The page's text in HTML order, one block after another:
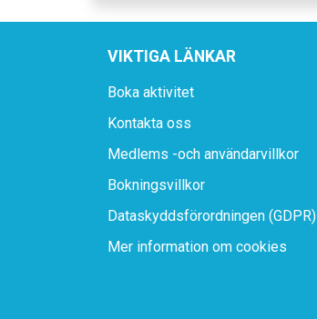
VIKTIGA LÄNKAR
Boka aktivitet
Kontakta oss
Medlems -och användarvillkor
Bokningsvillkor
Dataskyddsförordningen (GDPR)
Mer information om cookies